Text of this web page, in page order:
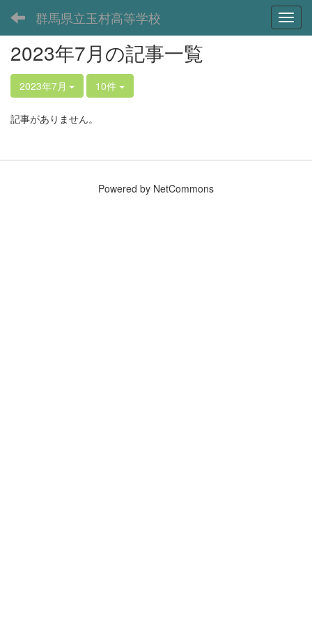
群馬県立玉村高等学校
2023年7月の記事一覧
2023年7月 10件
記事がありません。
Powered by NetCommons